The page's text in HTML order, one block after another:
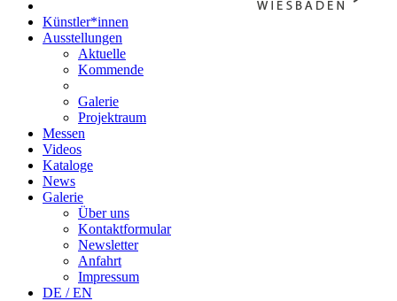
Künstler*innen
Ausstellungen
Aktuelle
Kommende
Galerie
Projektraum
Messen
Videos
Kataloge
News
Galerie
Über uns
Kontaktformular
Newsletter
Anfahrt
Impressum
DE / EN